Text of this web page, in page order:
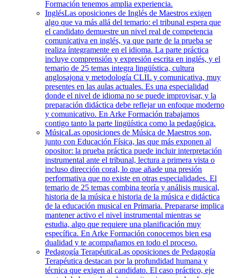
Formación tenemos amplia experiencia.
InglésLas oposiciones de Inglés de Maestros exigen
algo que va más allá del temario: el tribunal espera que
el candidato demuestre un nivel real de competencia
comunicativa en inglés, ya que parte de la prueba se
realiza íntegramente en el idioma. La parte práctica
incluye comprensión y expresión escrita en inglés, y el
temario de 25 temas integra lingüística, cultura
anglosajona y metodología CLIL y comunicativa, muy
presentes en las aulas actuales. Es una especialidad
donde el nivel de idioma no se puede improvisar, y la
preparación didáctica debe reflejar un enfoque moderno
y comunicativo. En Arke Formación trabajamos
contigo tanto la parte lingüística como la pedagógica.
MúsicaLas oposiciones de Música de Maestros son,
junto con Educación Física, las que más exponen al
opositor: la prueba práctica puede incluir interpretación
instrumental ante el tribunal, lectura a primera vista o
incluso dirección coral, lo que añade una presión
performativa que no existe en otras especialidades. El
temario de 25 temas combina teoría y análisis musical,
historia de la música e historia de la música e didáctica
de la educación musical en Primaria. Prepararse implica
mantener activo el nivel instrumental mientras se
estudia, algo que requiere una planificación muy
específica. En Arke Formación conocemos bien esa
dualidad y te acompañamos en todo el proceso.
Pedagogía TerapéuticaLas oposiciones de Pedagogía
Terapéutica destacan por la profundidad humana y
técnica que exigen al candidato. El caso práctico, eje